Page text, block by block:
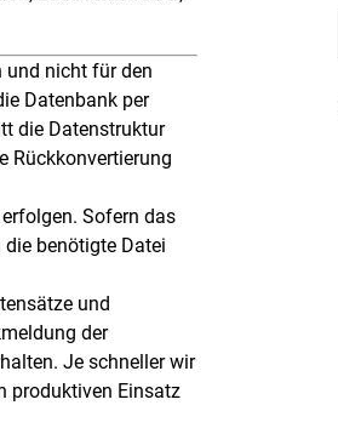
und nicht für den
Datenbank per
die Datenstruktur
Rückkonvertierung
Sofern das
benötigte Datei
und
der
Je schneller wir
produktiven Einsatz